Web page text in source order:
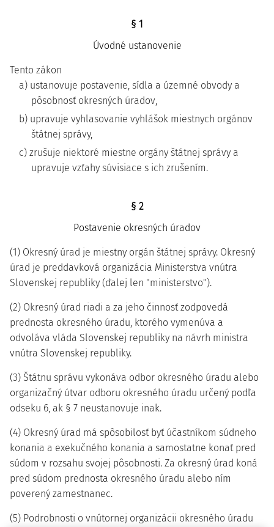
§ 1
Úvodné ustanovenie
Tento zákon
a) ustanovuje postavenie, sídla a územné obvody a
pôsobnosť okresných úradov,
b) upravuje vyhlasovanie vyhlášok miestnych orgánov
štátnej správy,
c) zrušuje niektoré miestne orgány štátnej správy a
upravuje vzťahy súvisiace s ich zrušením.
§ 2
Postavenie okresných úradov
(1) Okresný úrad je miestny orgán štátnej správy. Okresný
úrad je preddavková organizácia Ministerstva vnútra
Slovenskej republiky (ďalej len "ministerstvo").
(2) Okresný úrad riadi a za jeho činnosť zodpovedá
prednosta okresného úradu, ktorého vymenúva a
odvoláva vláda Slovenskej republiky na návrh ministra
vnútra Slovenskej republiky.
(3) Štátnu správu vykonáva odbor okresného úradu alebo
organizačný útvar odboru okresného úradu určený podľa
odseku 6, ak § 7 neustanovuje inak.
(4) Okresný úrad má spôsobilosť byť účastníkom súdneho
konania a exekučného konania a samostatne konať pred
súdom v rozsahu svojej pôsobnosti. Za okresný úrad koná
pred súdom prednosta okresného úradu alebo ním
poverený zamestnanec.
(5) Podrobnosti o vnútornej organizácii okresného úradu